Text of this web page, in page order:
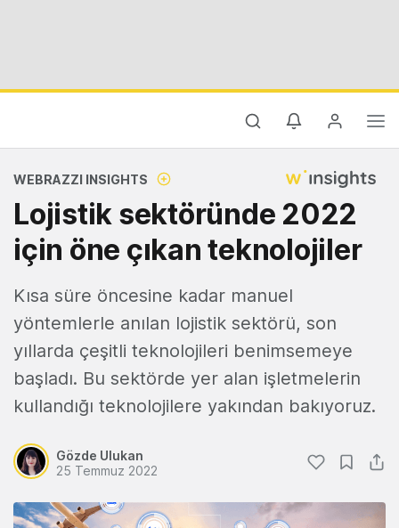
WEBRAZZI INSIGHTS
Lojistik sektöründe 2022
için öne çıkan teknolojiler
Kısa süre öncesine kadar manuel
yöntemlerle anılan lojistik sektörü, son
yıllarda çeşitli teknolojileri benimsemeye
başladı. Bu sektörde yer alan işletmelerin
kullandığı teknolojilere yakından bakıyoruz.
Gözde Ulukan
25 Temmuz 2022